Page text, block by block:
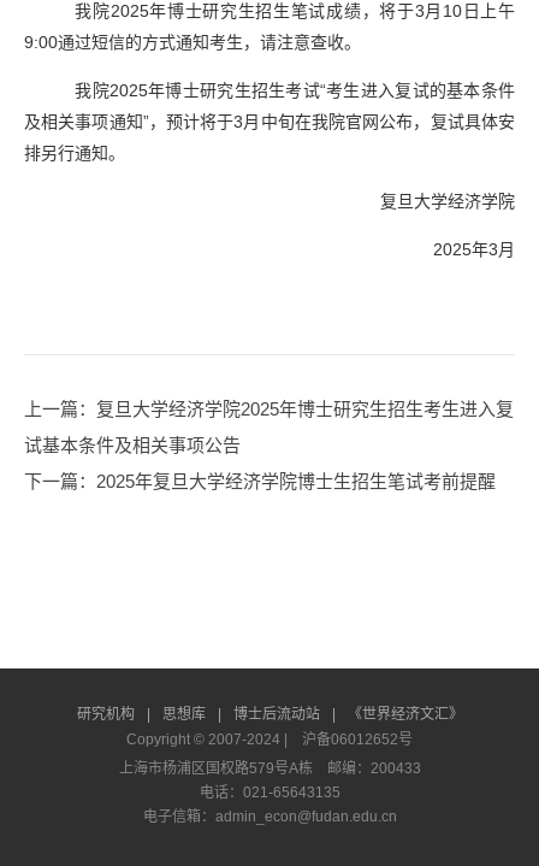
我院2025年博士研究生招生笔试成绩，将于3月 10日上午
9:00通过短信的方式通知考生，请注意查收。
我院2025年博士研究生招生考试“考生进入复试的基本条件
及相关事项通知”，预计将于3月中旬在我院官网公布，复试具体安
排另行通知。
复旦大学经济学院
2025年3月
上一篇：复旦大学经济学院2025年博士研究生招生考生进入复
试基本条件及相关事项公告
下一篇：2025年复旦大学经济学院博士生招生笔试考前提醒
研究机构 思想库 博士后流动站
《世界经济文汇》
Copyright © 2007-2024 | 沪备06012652号
上海市杨浦区国权路579号A栋 邮编：200433
电话：021-65643135
电子信箱：admin_econ@fudan.edu.cn